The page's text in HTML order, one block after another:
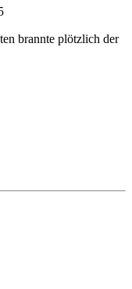
brannte plötzlich der